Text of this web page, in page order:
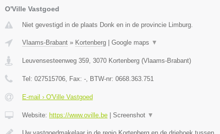
O'Ville Vastgoed
Niet gevestigd in de plaats Donk en in de provincie Limburg.
Vlaams-Brabant » Kortenberg Google maps ▼
Leuvensesteenweg 359, 3070 Kortenberg (Vlaams-Brabant)
Tel: 027515706, Fax: -, BTW-nr: 0668.363.751
E-mail › O'Ville Vastgoed
Website: https://www.oville.be Screenshot ▼